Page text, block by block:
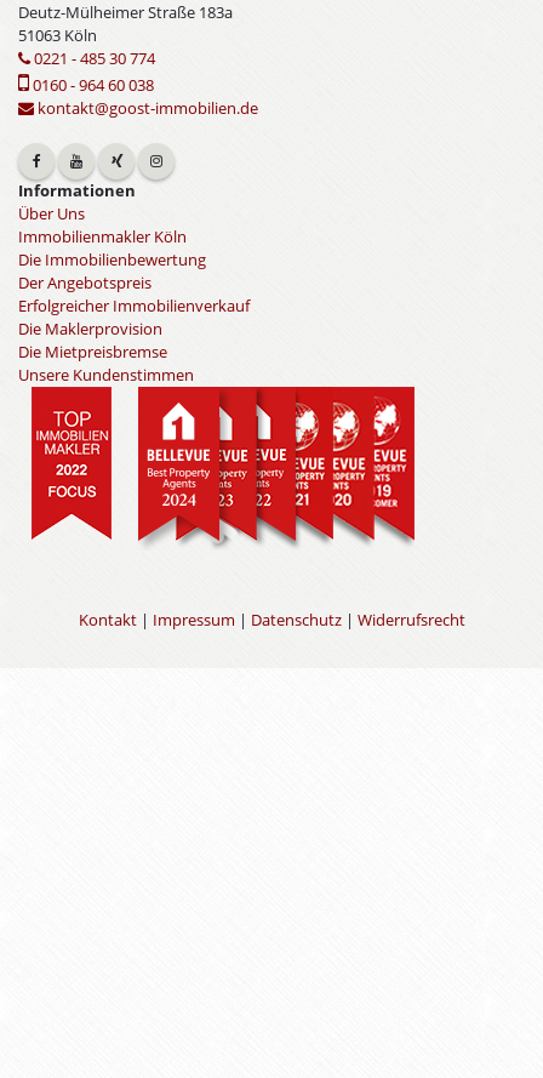
Deutz-Mülheimer Straße 183a
51063 Köln
0221 - 485 30 774
0160 - 964 60 038
kontakt@goost-immobilien.de
Informationen
Über Uns
Immobilienmakler Köln
Die Immobilienbewertung
Der Angebotspreis
Erfolgreicher Immobilienverkauf
Die Maklerprovision
Die Mietpreisbremse
Unsere Kundenstimmen
Kontakt| Impressum | Datenschutz| Widerrufsrecht